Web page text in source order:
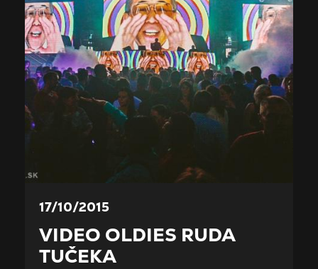
17/10/2015
VIDEO OLDIES RUDA
TUČEKA